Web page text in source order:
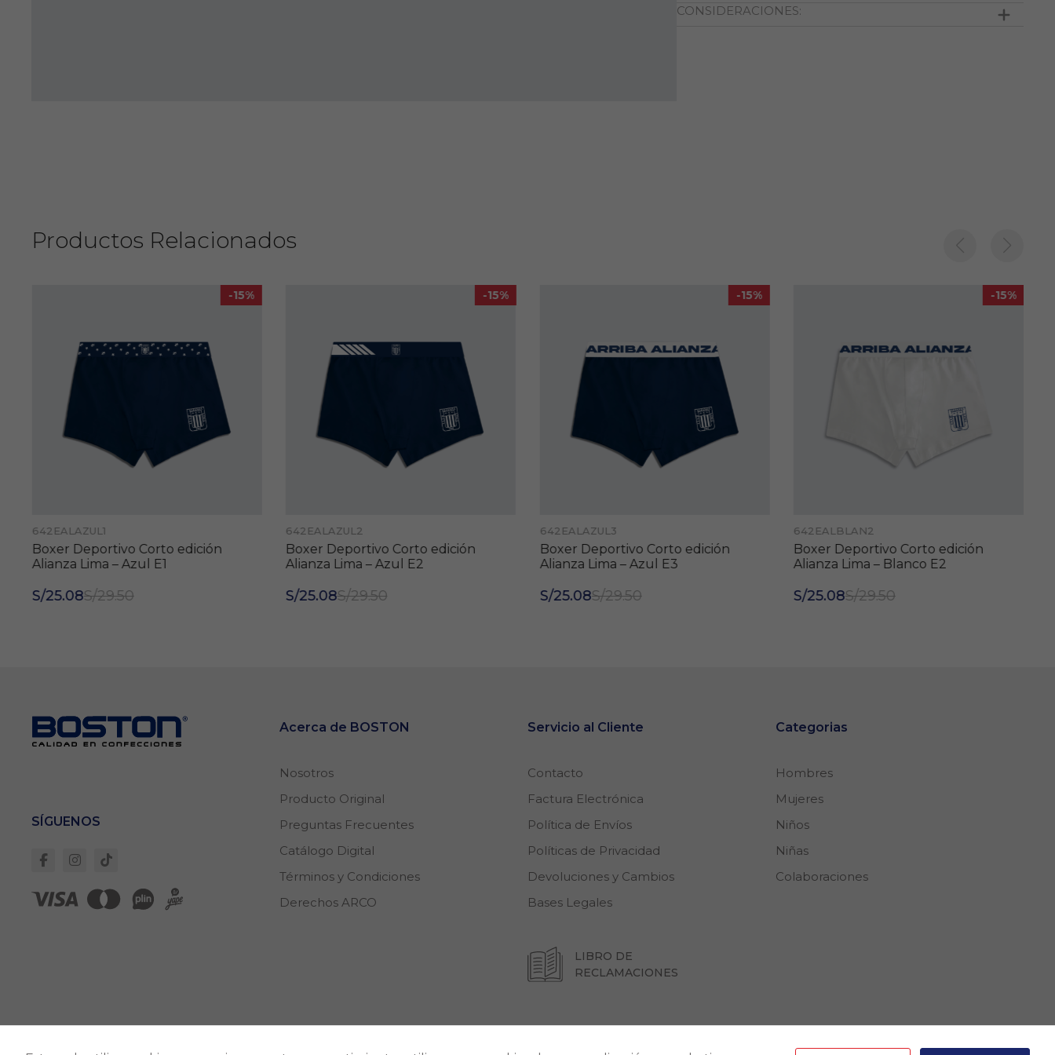
CONSIDERACIONES:
Productos Relacionados
-15%
642EALAZUL1
Boxer Deportivo Corto edición
Alianza Lima – Azul E1
S/25.08S/29.50
-15%
642EALAZUL2
Boxer Deportivo Corto edición
Alianza Lima – Azul E2
S/25.08S/29.50
-15%
642EALAZUL3
Boxer Deportivo Corto edición
Alianza Lima – Azul E3
S/25.08S/29.50
-15%
642EALBLAN2
Boxer Deportivo Corto edición
Alianza Lima – Blanco E2
S/25.08S/29.50
SÍGUENOS
Acerca de BOSTON
Nosotros
Producto Original
Preguntas Frecuentes
Catálogo Digital
Términos y Condiciones
Derechos ARCO
Servicio al Cliente
Contacto
Factura Electrónica
Política de Envíos
Políticas de Privacidad
Devoluciones y Cambios
Bases Legales
LIBRO DE
RECLAMACIONES
Categorias
Hombres
Mujeres
Niños
Niñas
Colaboraciones
Necesarias
importantes para
se ejecute con
con ellas,
lamentablemente
deberás dejar de